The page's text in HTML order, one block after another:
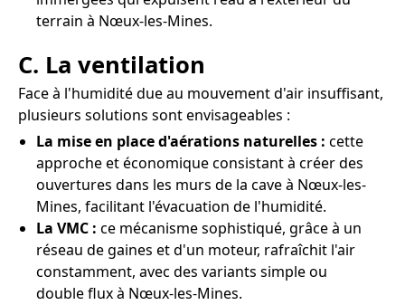
terrain à Nœux-les-Mines.
C. La ventilation
Face à l'humidité due au mouvement d'air insuffisant,
plusieurs solutions sont envisageables :
La mise en place d'aérations naturelles : cette
approche et économique consistant à créer des
ouvertures dans les murs de la cave à Nœux-les-
Mines, facilitant l'évacuation de l'humidité.
La VMC : ce mécanisme sophistiqué, grâce à un
réseau de gaines et d'un moteur, rafraîchit l'air
constamment, avec des variants simple ou
double flux à Nœux-les-Mines.